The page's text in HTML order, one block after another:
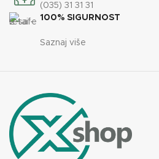
(035) 31 31 31
100% SIGURNOST
Saznaj više